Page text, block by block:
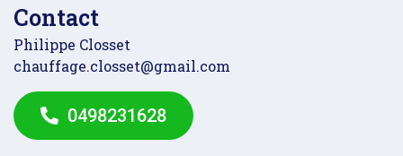
Contact
Philippe Closset
chauffage.closset@gmail.com
0498231628